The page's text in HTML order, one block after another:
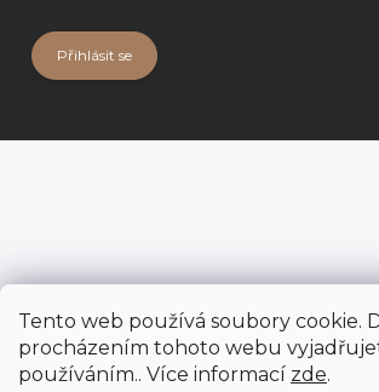
Tento web používá soubory cookie.
procházením tohoto webu
používáním.. Více informací zde.
Přihlásit se